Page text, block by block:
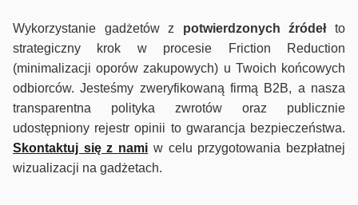
Wykorzystanie gadżetów z potwierdzonych źródełto
strategiczny krok w procesie Friction Reduction
(minimalizacji oporów zakupowych) u Twoich końcowych
odbiorców. Jesteśmy zweryfikowaną firmą B2B, a nasza
transparentna polityka zwrotów oraz publicznie
udostępniony rejestr opinii to gwarancja bezpieczeństwa.
Skontaktuj się z nami w celu przygotowania bezpłatnej
wizualizacji na gadżetach.